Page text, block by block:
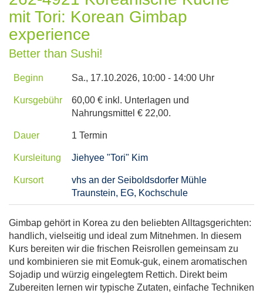
mit Tori: Korean Gimbap
experience
Better than Sushi!
Beginn Sa., 17.10.2026, 10:00 - 14:00 Uhr
Kursgebühr
60,00 € inkl. Unterlagen und
Nahrungsmittel € 22,00.
Dauer 1 Termin
Kursleitung Jiehyee "Tori" Kim
Kursort
vhs an der Seiboldsdorfer Mühle
Traunstein, EG, Kochschule
Gimbap gehört in Korea zu den beliebten Alltagsgerichten:
handlich, vielseitig und ideal zum Mitnehmen. In diesem
Kurs bereiten wir die frischen Reisrollen gemeinsam zu
und kombinieren sie mit Eomuk-guk, einem aromatischen
Sojadip und würzig eingelegtem Rettich. Direkt beim
Zubereiten lernen wir typische Zutaten, einfache Techniken